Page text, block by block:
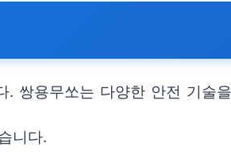
쌍용무쏘는 다양한 안전 기술
니다.